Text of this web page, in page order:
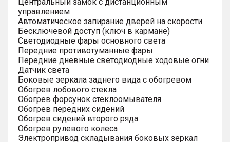
управлением
Автоматическое запирание дверей на скорости
Бесключевой доступ (ключ в кармане)
Светодиодные фары основного света
Передние противотуманные фары
Передние дневные светодиодные ходовые огни
Датчик света
Боковые зеркала заднего вида с обогревом
Обогрев лобового стекла
Обогрев форсунок стеклоомывателя
Обогрев передних сидений
Обогрев сидений второго ряда
Обогрев рулевого колеса
Электропривод складывания боковых зеркал